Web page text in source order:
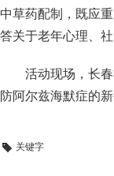
中草药配制，既应
答关于老年心理、
活动现场，长
防阿尔兹海默症的新
关键字